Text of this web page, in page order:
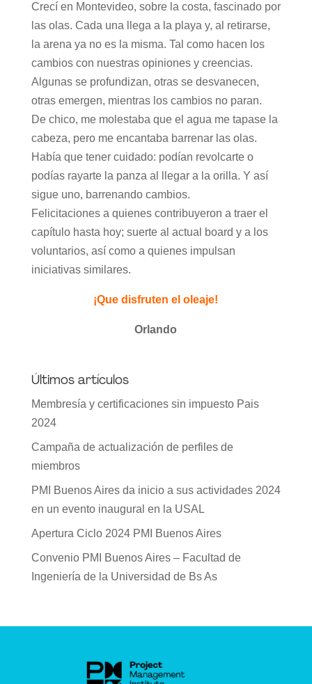
Crecí en Montevideo, sobre la costa, fascinado por
las olas. Cada una llega a la playa y, al retirarse,
la arena ya no es la misma. Tal como hacen los
cambios con nuestras opiniones y creencias.
Algunas se profundizan, otras se desvanecen,
otras emergen, mientras los cambios no paran.
De chico, me molestaba que el agua me tapase la
cabeza, pero me encantaba barrenar las olas.
Había que tener cuidado: podían revolcarte o
podías rayarte la panza al llegar a la orilla. Y así
sigue uno, barrenando cambios.
Felicitaciones a quienes contribuyeron a traer el
capítulo hasta hoy; suerte al actual board y a los
voluntarios, así como a quienes impulsan
iniciativas similares.
¡Que disfruten el oleaje!
Orlando
Últimos artículos
Membresía y certificaciones sin impuesto Pais
2024
Campaña de actualización de perfiles de
miembros
PMI Buenos Aires da inicio a sus actividades 2024
en un evento inaugural en la USAL
Apertura Ciclo 2024 PMI Buenos Aires
Convenio PMI Buenos Aires – Facultad de
Ingeniería de la Universidad de Bs As